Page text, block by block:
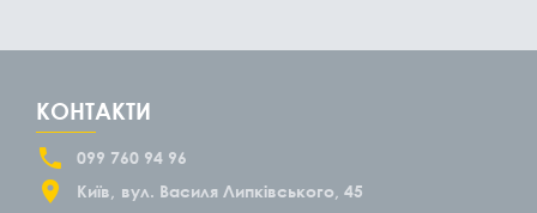
КОНТАКТИ
099 760 94 96
Київ
вул. Василя Липківського, 45